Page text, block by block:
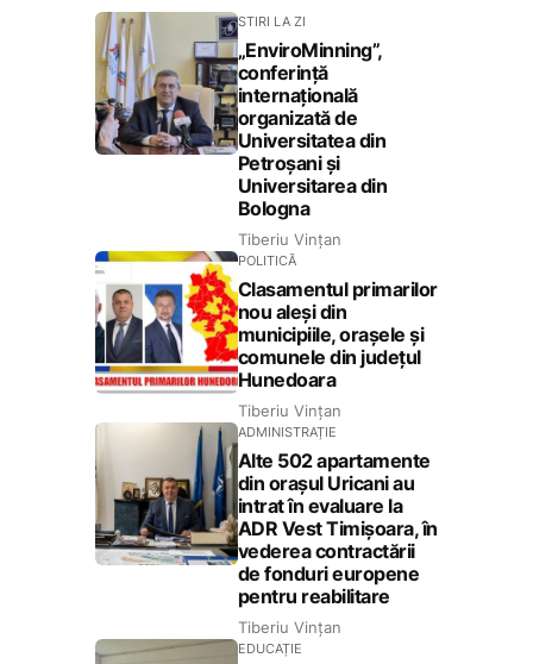
STIRI LA ZI
„EnviroMinning”,
conferință
internațională
organizată de
Universitatea din
Petroșani și
Universitarea din
Bologna
Tiberiu Vințan
POLITICĂ
Clasamentul primarilor
nou aleși din
municipiile, orașele și
comunele din județul
Hunedoara
Tiberiu Vințan
ADMINISTRAȚIE
Alte 502 apartamente
din orașul Uricani au
intrat în evaluare la
ADR Vest Timișoara, în
vederea contractării
de fonduri europene
pentru reabilitare
Tiberiu Vințan
EDUCAȚIE